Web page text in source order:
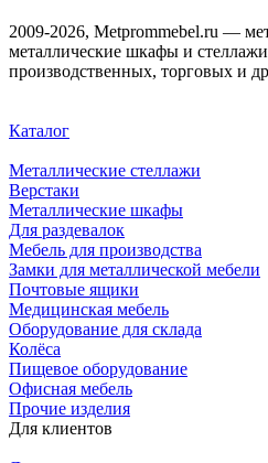
2009-2026, Metprommebel.ru —
металлические шкафы и
производственных, торговых и
Каталог
Металлические стеллажи
Верстаки
Металлические шкафы
Для раздевалок
Мебель для производства
Замки для металлической мебели
Почтовые ящики
Медицинская мебель
Оборудование для склада
Колёса
Пищевое оборудование
Офисная мебель
Прочие изделия
Для клиентов